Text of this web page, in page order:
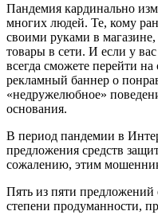
Пандемия кардинально
многих людей. Те, кому
своими руками в
товары в сети. И если у
всегда сможете перейти
рекламный баннер о
«недружелюбное»
основания.
В период пандемии в
предложения средств
сожалению, этим
Пять из пяти предложений
степени продуманности,